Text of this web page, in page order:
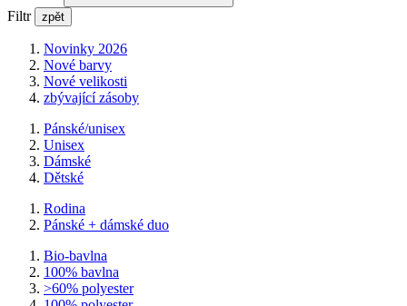
Filtr zpět
Novinky 2026
Nové barvy
Nové velikosti
zbývající zásoby
Pánské/unisex
Unisex
Dámské
Dětské
Rodina
Pánské + dámské duo
Bio-bavlna
100% bavlna
>60% polyester